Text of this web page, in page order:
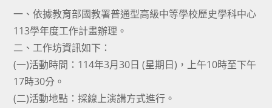
一、依據教育部國教署普通型高級中等學校歷史學科中心
113學年度工作計畫辦理。
二、工作坊資訊如下：
(一)活動時間：114年3月30日 (星期日)，上午10時至下午
17時30分。
(二)活動地點：採線上演講方式進行。